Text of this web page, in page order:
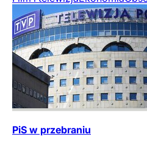
PiS w przebraniu